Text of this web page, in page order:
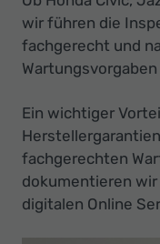
Innovatives
Autohaus
wir führen die
fachgerecht und
Ein wichtiger
fachgerechten
dokumentieren
digitalen Online